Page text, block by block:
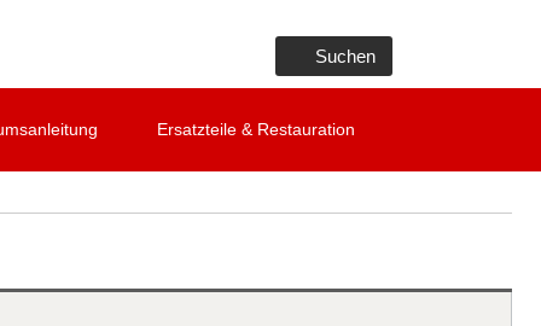
Suchen
Ersatzteile & Restauration